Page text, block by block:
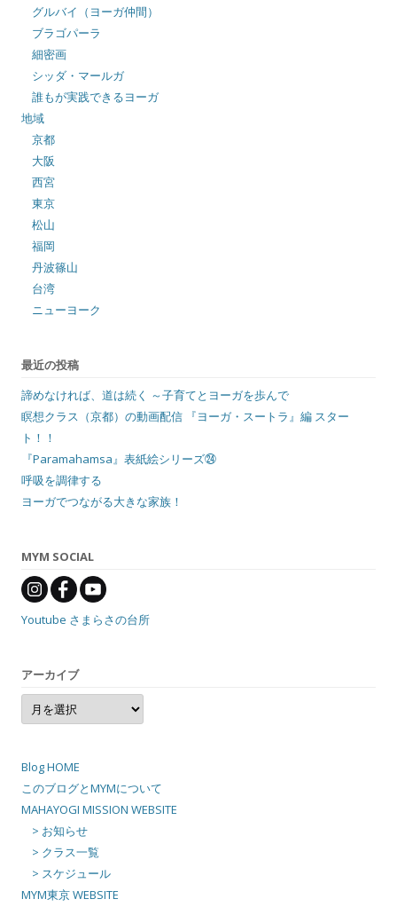
グルバイ（ヨーガ仲間）
ブラゴパーラ
細密画
シッダ・マールガ
誰もが実践できるヨーガ
地域
京都
大阪
西宮
東京
松山
福岡
丹波篠山
台湾
ニューヨーク
最近の投稿
諦めなければ、道は続く ～子育てとヨーガを歩んで
瞑想クラス（京都）の動画配信 『ヨーガ・スートラ』編 スター
ト！！
『Paramahamsa』表紙絵シリーズ㉔
呼吸を調律する
ヨーガでつながる大きな家族！
MYM SOCIAL
Youtube さまらさの台所
アーカイブ
ア
ー
カ
Blog HOME
このブログとMYMについて
MAHAYOGI MISSION WEBSITE
> お知らせ
> クラス一覧
> スケジュール
MYM東京 WEBSITE